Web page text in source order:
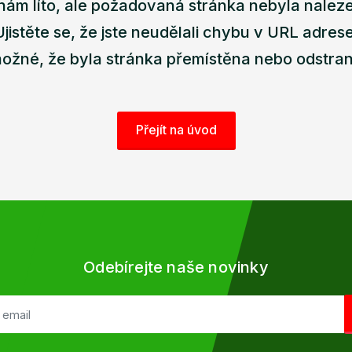
líto, ale požadovaná stránka nebyla
se, že jste neudělali chybu v URL
že byla stránka přemístěna nebo
Přejít na úvod
Odebírejte naše novinky